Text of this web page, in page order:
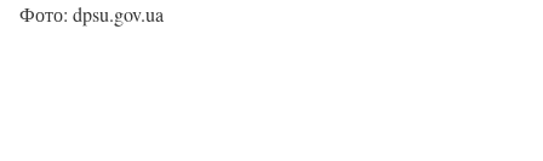
Фото: dpsu.gov.ua